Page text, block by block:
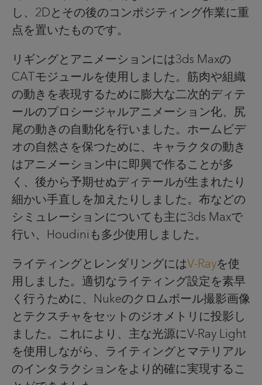
し、2Dとその後のコンポジティング作業に重
点を置いたものです。
リギングとアニメーションには3ds Maxの
CATモジュールを使用しました。筋肉や組織
の動きを表現するために膨大な二次的ディテ
ールのプロシージャルアニメーション化、尻
尾の動きの自動化を行いました。ホームビデ
オの自然さを保つために、キャラクタの動き
はアニメーション中に即興で作ることが多
く、後から予期せぬディテールが生まれたり
細かい手直しを加えたりしました。布などの
シミュレーションについても主に3ds Maxで
行い、Houdiniも多少使用しました。
ライティングとレンダリングにはV-Rayを使
用しました。適切なライティング設定を素早
く行うために、Nukeのクロムボール撮影画像
とテクスチャをセットのジオメトリに投影し
ました。これにより、主な光源にV-Ray Light
を使用しながら、ライティングとマテリアル
のインタラクションをより的確に実現するこ